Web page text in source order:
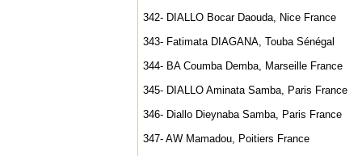
342- DIALLO Bocar Daouda, Nice France
343- Fatimata DIAGANA, Touba Sénégal
344- BA Coumba Demba, Marseille France
345- DIALLO Aminata Samba, Paris France
346- Diallo Dieynaba Samba, Paris France
347- AW Mamadou, Poitiers France